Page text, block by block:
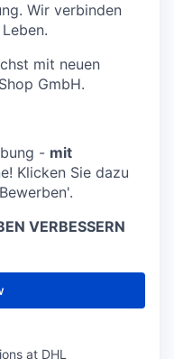
Wir verbinden
mit neuen
GmbH.
- mit
Klicken Sie dazu
VERBESSERN
at DHL